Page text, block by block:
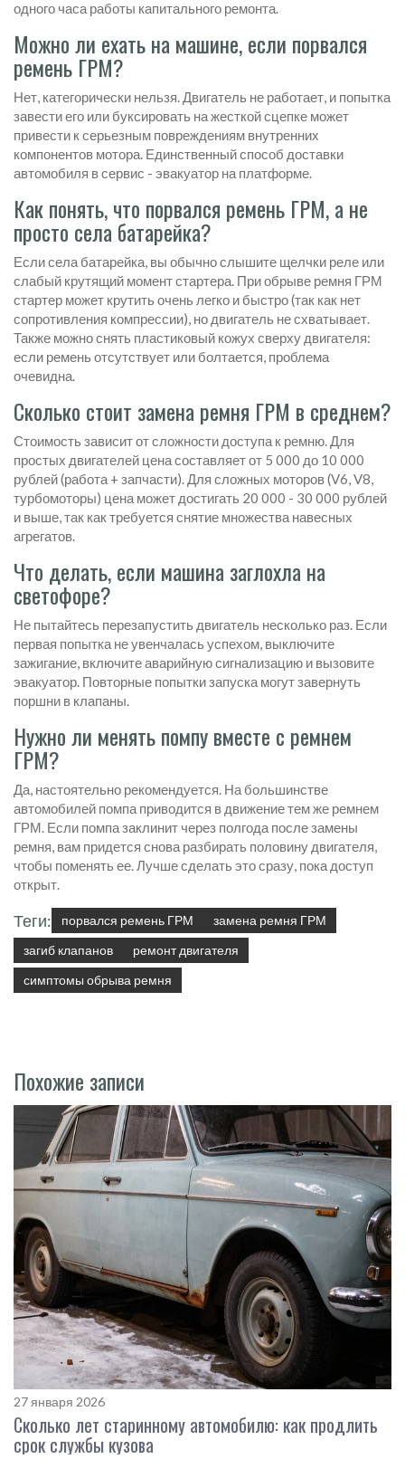
одного часа работы капитального ремонта.
Можно ли ехать на машине, если порвался
ремень ГРМ?
Нет, категорически нельзя. Двигатель не работает, и попытка
завести его или буксировать на жесткой сцепке может
привести к серьезным повреждениям внутренних
компонентов мотора. Единственный способ доставки
автомобиля в сервис - эвакуатор на платформе.
Как понять, что порвался ремень ГРМ, а не
просто села батарейка?
Если села батарейка, вы обычно слышите щелчки реле или
слабый крутящий момент стартера. При обрыве ремня ГРМ
стартер может крутить очень легко и быстро (так как нет
сопротивления компрессии), но двигатель не схватывает.
Также можно снять пластиковый кожух сверху двигателя:
если ремень отсутствует или болтается, проблема
очевидна.
Сколько стоит замена ремня ГРМ в среднем?
Стоимость зависит от сложности доступа к ремню. Для
простых двигателей цена составляет от 5 000 до 10 000
рублей (работа + запчасти). Для сложных моторов (V6, V8,
турбомоторы) цена может достигать 20 000 - 30 000 рублей
и выше, так как требуется снятие множества навесных
агрегатов.
Что делать, если машина заглохла на
светофоре?
Не пытайтесь перезапустить двигатель несколько раз. Если
первая попытка не увенчалась успехом, выключите
зажигание, включите аварийную сигнализацию и вызовите
эвакуатор. Повторные попытки запуска могут завернуть
поршни в клапаны.
Нужно ли менять помпу вместе с ремнем
ГРМ?
Да, настоятельно рекомендуется. На большинстве
автомобилей помпа приводится в движение тем же ремнем
ГРМ. Если помпа заклинит через полгода после замены
ремня, вам придется снова разбирать половину двигателя,
чтобы поменять ее. Лучше сделать это сразу, пока доступ
открыт.
Теги: порвался ремень ГРМ
замена ремня ГРМ
загиб клапанов
ремонт двигателя
симптомы обрыва ремня
Похожие записи
27 января 2026
Сколько лет старинному автомобилю: как продлить
срок службы кузова